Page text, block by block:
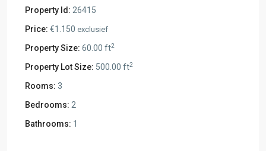
Property Id: 26415
Price: €1.150 exclusief
Property Size: 60.00 ft2
Property Lot Size: 500.00 ft2
Rooms: 3
Bedrooms: 2
Bathrooms: 1